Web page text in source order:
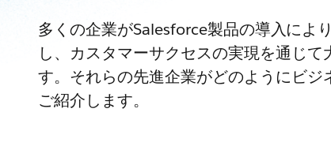
多くの企業がSalesforce製品の導入によ
し、カスタマーサクセスの実現を通じて
す。それらの先進企業がどのようにビジ
ご紹介します。